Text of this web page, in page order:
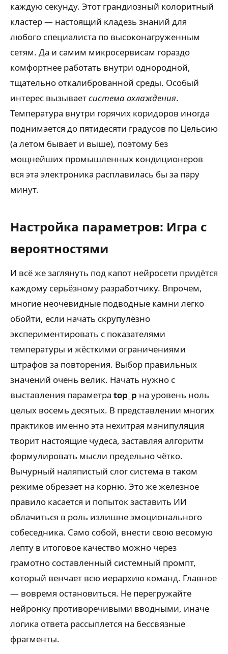
каждую секунду. Этот грандиозный колоритный
кластер — настоящий кладезь знаний для
любого специалиста по высоконагруженным
сетям. Да и самим микросервисам гораздо
комфортнее работать внутри однородной,
тщательно откалиброванной среды. Особый
интерес вызываетсистема охлаждения.
Температура внутри горячих коридоров иногда
поднимается до пятидесяти градусов по Цельсию
(а летом бывает и выше), поэтому без
мощнейших промышленных кондиционеров
вся эта электроника расплавилась бы за пару
минут.
Настройка параметров: Игра с
вероятностями
И всё же заглянуть под капот нейросети придётся
каждому серьёзному разработчику. Впрочем,
многие неочевидные подводные камни легко
обойти, если начать скрупулёзно
экспериментировать с показателями
температуры и жёсткими ограничениями
штрафов за повторения. Выбор правильных
значений очень велик. Начать нужно с
выставления параметра top_p на уровень ноль
целых восемь десятых. В представлении многих
практиков именно эта нехитрая манипуляция
творит настоящие чудеса, заставляя алгоритм
формулировать мысли предельно чётко.
Вычурный наляпистый слог система в таком
режиме обрезает на корню. Это же железное
правило касается и попыток заставить ИИ
облачиться в роль излишне эмоционального
собеседника. Само собой, внести свою весомую
лепту в итоговое качество можно через
грамотно составленный системный промпт,
который венчает всю иерархию команд. Главное
— вовремя остановиться. Не перегружайте
нейронку противоречивыми вводными, иначе
логика ответа рассыплется на бессвязные
фрагменты.